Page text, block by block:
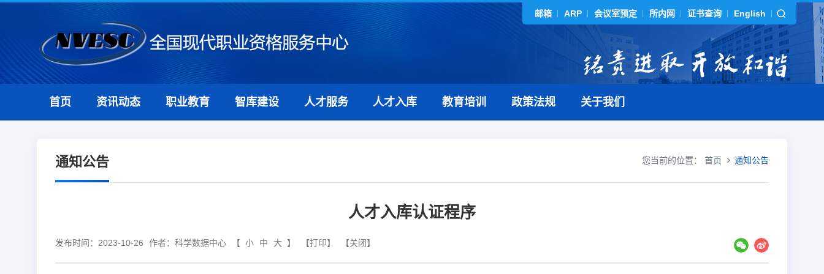
邮箱 ARP 会议室预定 所内网 证书查询 English
首页 资讯动态 职业教育 智库建设 人才服务 人才入库 教育培训 政策法规 关于我们
您当前的位置： 首页 通知公告
通知公告
人才入库认证程序
发布时间：2023-10-26 作者：科学数据中心 【 小 中 大 】 【打印】 【关闭】